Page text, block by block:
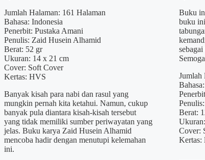
Jumlah Halaman: 161 Halaman
Bahasa: Indonesia
Penerbit: Pustaka Amani
Penulis: Zaid Husein Alhamid
Berat: 52 gr
Ukuran: 14 x 21 cm
Cover: Soft Cover
Kertas: HVS
Banyak kisah para nabi dan rasul yang
mungkin pernah kita ketahui. Namun, cukup
banyak pula diantara kisah-kisah tersebut
yang tidak memiliki sumber periwayatan yang
jelas. Buku karya Zaid Husein Alhamid
mencoba hadir dengan menutupi kelemahan
ini.
Buku
buku
Jumlah
Berat:
Cover:
Kertas: